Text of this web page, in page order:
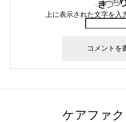
上に表示された文字を入
ケアファ